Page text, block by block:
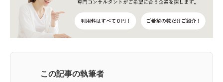
この記事の執筆者